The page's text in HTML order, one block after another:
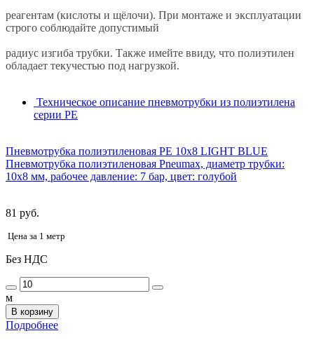
реагентам (кислоты и щёлочи). При монтаже и эксплуатации
строго соблюдайте допустимый
радиус изгиба трубки. Также имейте ввиду, что полиэтилен
обладает текучестью под нагрузкой.
Техническое описание пневмотрубки из полиэтилена
серии PE
Пневмотрубка полиэтиленовая PE 10x8 LIGHT BLUE
Пневмотрубка полиэтиленовая Pneumax, диаметр трубки:
10х8 мм, рабочее давление: 7 бар, цвет: голубой
81 руб.
Цена за 1 метр
Без НДС
м
В корзину
Подробнее